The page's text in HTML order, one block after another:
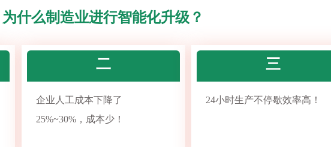
为什么制造业进行智能化升级？
二
企业人工成本下降了
25%~30%，成本少！
三
24小时生产不停歇效率高！